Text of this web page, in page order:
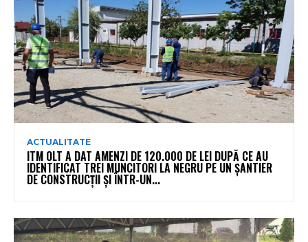
ACTUALITATE
ITM OLT A DAT AMENZI DE 120.000 DE LEI DUPĂ CE AU
IDENTIFICAT TREI MUNCITORI LA NEGRU PE UN ȘANTIER
DE CONSTRUCȚII ȘI ÎNTR-UN...